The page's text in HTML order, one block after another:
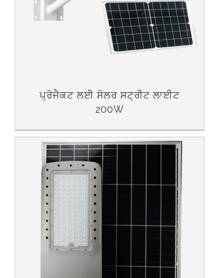
ਪ੍ਰੋਜੈਕਟ ਲਈ ਸੋਲਰ ਸਟ੍ਰੀਟ ਲਾਈਟ
200W